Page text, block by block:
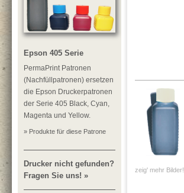
Epson 405 Serie
PermaPrint Patronen
(Nachfüllpatronen) ersetzen
die Epson Druckerpatronen
der Serie 405 Black, Cyan,
Magenta und Yellow.
» Produkte für diese Patrone
Drucker nicht gefunden?
Fragen Sie uns! »
zeig' mehr Bilder!